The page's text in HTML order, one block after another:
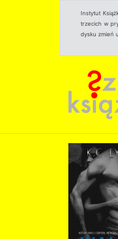
Instytut
trzecich w
dysku zmień